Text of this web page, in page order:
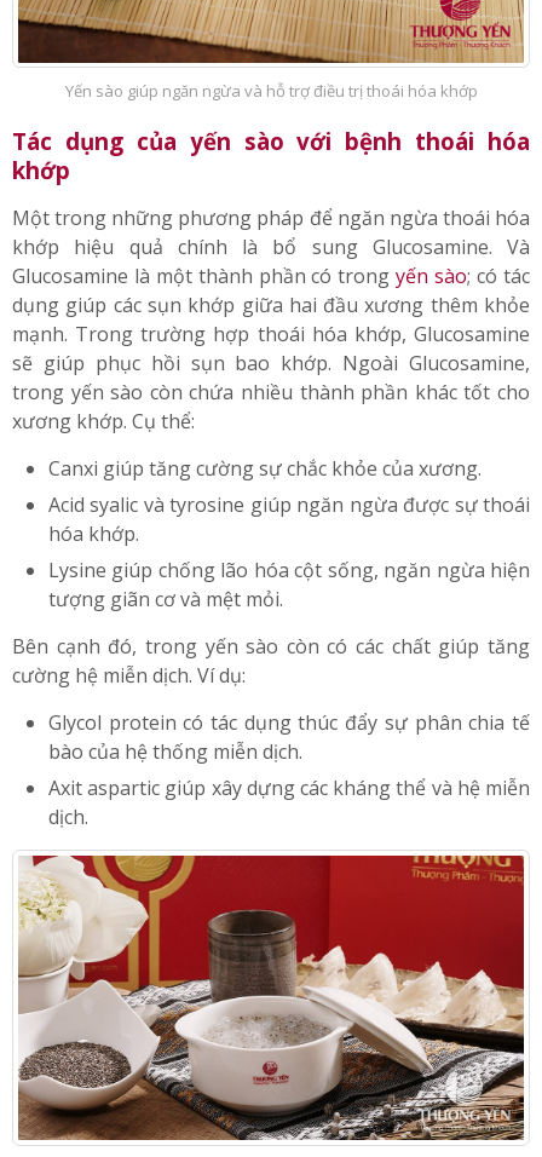
Yến sào giúp ngăn ngừa và hỗ trợ điều trị thoái hóa khớp
Tác dụng của yến sào với bệnh thoái hóa
khớp
Một trong những phương pháp để ngăn ngừa thoái hóa
khớp hiệu quả chính là bổ sung Glucosamine. Và
Glucosamine là một thành phần có trongyến sào; có tác
dụng giúp các sụn khớp giữa hai đầu xương thêm khỏe
mạnh. Trong trường hợp thoái hóa khớp, Glucosamine
sẽ giúp phục hồi sụn bao khớp. Ngoài Glucosamine,
trong yến sào còn chứa nhiều thành phần khác tốt cho
xương khớp. Cụ thể:
Canxi giúp tăng cường sự chắc khỏe của xương.
Acid syalic và tyrosine giúp ngăn ngừa được sự thoái
hóa khớp.
Lysine giúp chống lão hóa cột sống, ngăn ngừa hiện
tượng giãn cơ và mệt mỏi.
Bên cạnh đó, trong yến sào còn có các chất giúp tăng
cường hệ miễn dịch. Ví dụ:
Glycol protein có tác dụng thúc đẩy sự phân chia tế
bào của hệ thống miễn dịch.
Axit aspartic giúp xây dựng các kháng thể và hệ miễn
dịch.